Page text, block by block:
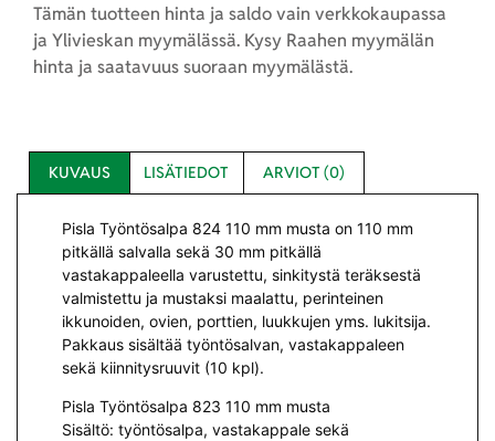
Tämän tuotteen hinta ja saldo vain verkkokaupassa
ja Ylivieskan myymälässä. Kysy Raahen myymälän
hinta ja saatavuus suoraan myymälästä.
KUVAUS LISÄTIEDOT ARVIOT (0)
Pisla Työntösalpa 824 110 mm musta on 110 mm
pitkällä salvalla sekä 30 mm pitkällä
vastakappaleella varustettu, sinkitystä teräksestä
valmistettu ja mustaksi maalattu, perinteinen
ikkunoiden, ovien, porttien, luukkujen yms. lukitsija.
Pakkaus sisältää työntösalvan, vastakappaleen
sekä kiinnitysruuvit (10 kpl).
Pisla Työntösalpa 823 110 mm musta
Sisältö: työntösalpa, vastakappale sekä